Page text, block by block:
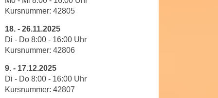
Kursnummer: 42805
18. - 26.11.2025
Di - Do 8:00 - 16:00 Uhr
Kursnummer: 42806
9. - 17.12.2025
Di - Do 8:00 - 16:00 Uhr
Kursnummer: 42807
g
e
n
e
h
e
O
e
D
a
e
n
a